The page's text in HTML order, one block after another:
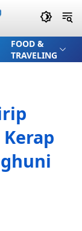
FOOD &
TRAVELING